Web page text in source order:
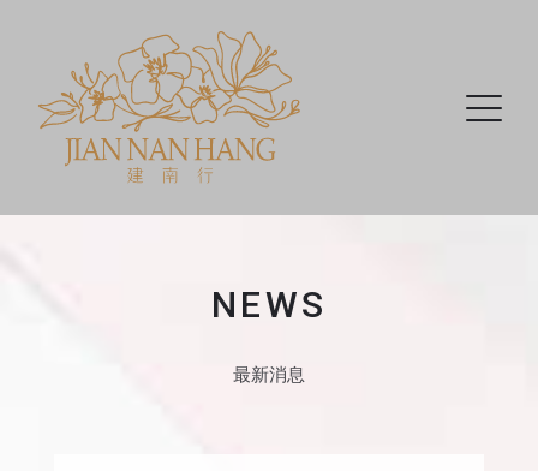
NEWS
最新消息